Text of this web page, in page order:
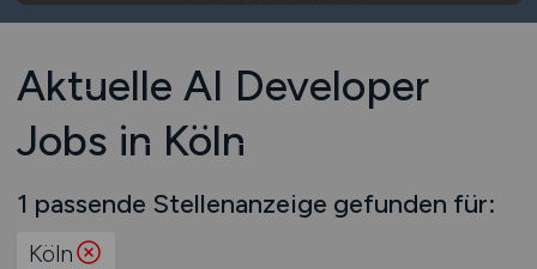
Aktuelle AI Developer
Jobs in Köln
1 passende Stellenanzeige gefunden für:
Köln